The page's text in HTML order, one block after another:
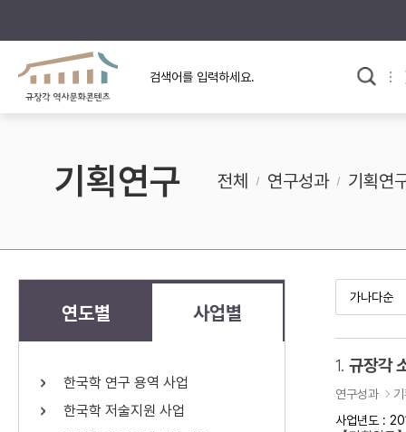
규장각의 어제와 오늘
규장각 소개영상
사료와 문학으로 본
고대
조선 후기
근대
검색 연산자 사용안내
연산자
기획연구 전체 연구성과 기획연
연도별 사업별
한국학 연구 용역 사업
한국학 저술지원 사업
1. 규장각
연구성과
사업년도 :